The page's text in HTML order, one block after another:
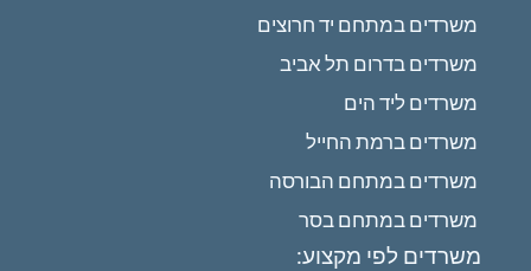
משרדים במתחם יד חרוצים
משרדים בדרום תל אביב
משרדים ליד הים
משרדים ברמת החייל
משרדים במתחם הבורסה
משרדים במתחם בסר
משרדים לפי מקצוע: